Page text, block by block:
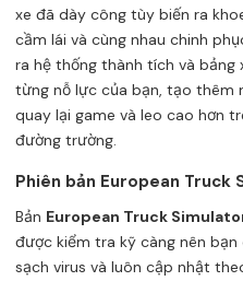
xe đã dày công tùy biến ra
cầm lái và cùng nhau chinh
ra hệ thống thành tích và bảng
từng nỗ lực của bạn, tạo thêm
quay lại game và leo cao hơn
đường trường.
Phiên bản European Truck
Bản European Truck
được kiểm tra kỹ càng nên
sạch virus và luôn cập nhật